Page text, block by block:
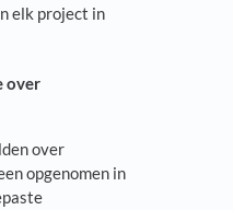
elk project in
over
over
opgenomen in